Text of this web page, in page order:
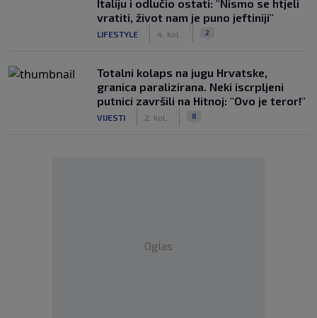
Italiju i odlučio ostati: "Nismo se htjeli
vratiti, život nam je puno jeftiniji"
LIFESTYLE 4. kol. 2
Totalni kolaps na jugu Hrvatske,
granica paralizirana. Neki iscrpljeni
putnici završili na Hitnoj: "Ovo je teror!"
VIJESTI 2. kol. 8
Oglas